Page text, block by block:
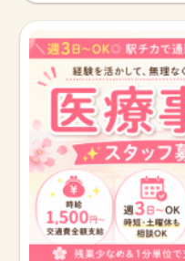
該当件数
17,033 件
他